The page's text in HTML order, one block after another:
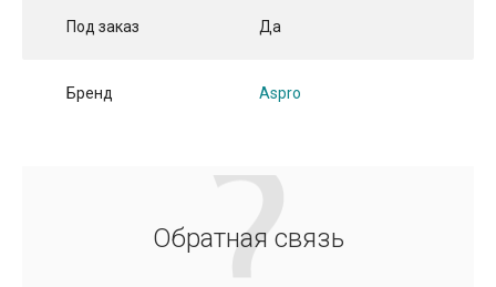
Под заказ Да
Бренд Aspro
Обратная связь